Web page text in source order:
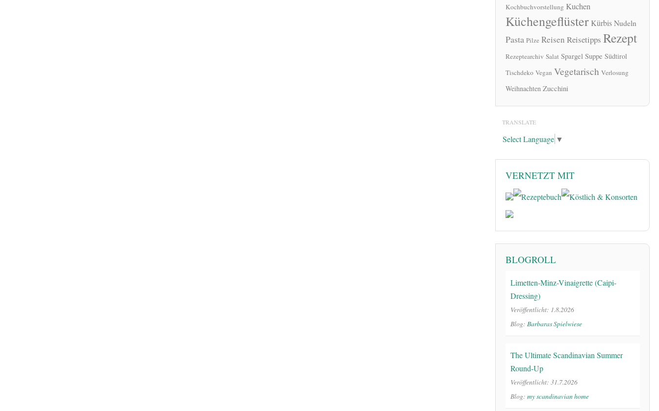
Kochbuchvorstellung Kuchen
Küchengeflüster KürbisNudeln
Pasta Pilze Reisen Reisetipps Rezept
Rezeptearchiv Salat Spargel Suppe Südtirol
Tischdeko Vegan Vegetarisch Verlosung
Weihnachten Zucchini
TRANSLATE
Select Language ▼
VERNETZT MIT
BLOGROLL
Limetten-Minz-Vinaigrette (Caipi-
Dressing)
Veröffentlicht: 1.8.2026
Blog: Barbaras Spielwiese
The Ultimate Scandinavian Summer
Round-Up
Veröffentlicht: 31.7.2026
Blog: my scandinavian home